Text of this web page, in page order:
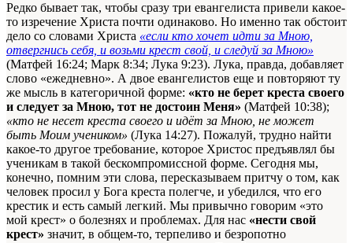
Редко бывает так, чтобы сразу три евангелиста привели какое-
то изречение Христа почти одинаково. Но именно так обстоит
дело со словами Христа «если кто хочет идти за Мною,
отвергнись себя, и возьми крест свой, и следуй за Мною»
(Матфей 16:24; Марк 8:34; Лука 9:23). Лука, правда, добавляет
слово «ежедневно». А двое евангелистов еще и повторяют ту
же мысль в категоричной форме: «кто не берет креста своего
и следует за Мною, тот не достоин Меня» (Матфей 10:38);
«кто не несет креста своего и идёт за Мною, не может
быть Моим учеником» (Лука 14:27). Пожалуй, трудно найти
какое-то другое требование, которое Христос предъявлял бы
ученикам в такой бескомпромиссной форме. Сегодня мы,
конечно, помним эти слова, пересказываем притчу о том, как
человек просил у Бога креста полегче, и убедился, что его
крестик и есть самый легкий. Мы привычно говорим «это
мой крест» о болезнях и проблемах. Для нас «нести свой
крест» значит, в общем-то, терпеливо и безропотно